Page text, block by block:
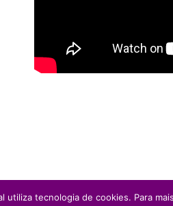
utiliza tecnologia de cookies. Para